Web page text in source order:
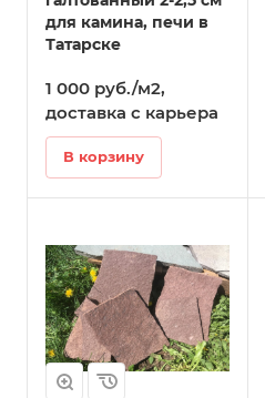
для камина, печи в
Татарске
1 000 руб./м2,
доставка с карьера
В корзину